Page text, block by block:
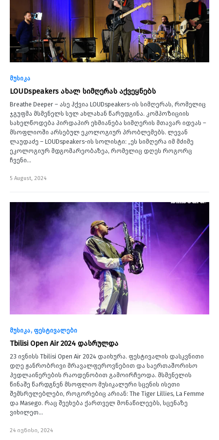
მუსიკა
LOUDspeakers ახალ სიმღერას აქვეყნებს
Breathe Deeper – ასე ჰქვია LOUDspeakers-ის სიმღერას, რომელიც
ჯგუფმა მსმენელს სულ ახლახან წარუდგინა. კომპოზიციის
სახელწოდება პირდაპირ ეხმიანება სიმღერის მთავარ იდეას –
მსოფლიოში არსებულ ეკოლოგიურ პრობლემებს. ლევან
ლაუდაძე – LOUDspeakers-ის სოლისტი: „ეს სიმღერა იმ მძიმე
ეკოლოგიურ მდგომარეობაზეა, რომელიც დღეს როგორც
ჩვენი…
5 August, 2024
მუსიკა ფესტივალები
Tbilisi Open Air 2024 დასრულდა
23 ივნისს Tbilisi Open Air 2024 დაიხურა. ფესტივალის დასკვნითი
დღე ჟანრობრივი მრავალფეროვნებით და საერთაშორისო
ჰედლაინერების რაოდენობით გამოირჩეოდა. მსმენელის
წინაშე წარდგნენ მსოფლიო მუსიკალური სცენის ისეთი
შემსრულებლები, როგორებიც არიან: The Tiger Lillies, La Femme
და Masego. რაც შეეხება ქართველ მონაწილეებს, სცენაზე
ვიხილეთ…
24 ივნისი, 2024